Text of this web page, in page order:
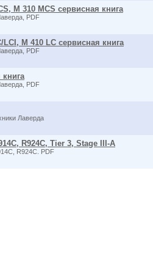
M 310 MCS сервисная книга
PDF
LCI, M 410 LC сервисная книга
PDF
книга
PDF
Лаверда
R924C, Tier 3, Stage III-A
R924C. PDF